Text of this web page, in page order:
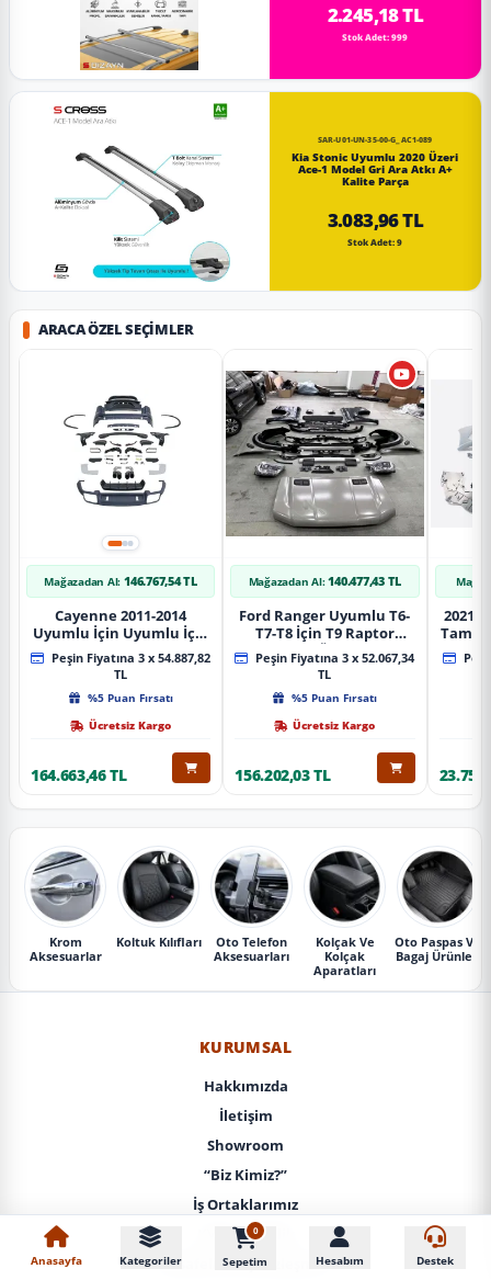
2.245,18 TL
Stok Adet: 999
SAR-U01-UN-35-00-G_AC1-089
Kia Stonic Uyumlu 2020 Üzeri
Ace-1 Model Gri Ara Atkı A+
Kalite Parça
3.083,96 TL
Stok Adet: 9
ARACA ÖZEL SEÇIMLER
Mağazadan Al: 146.767,54 TL
Cayenne 2011-2014
Uyumlu İçin Uyumlu İçin
2019+ Bagaj Facelift
Parça
Peşin Fiyatına 3 x 54.887,82
TL
%5 Puan Fırsatı
Ücretsiz Kargo
164.663,46 TL
Mağazadan Al: 140.477,43 TL
Ford Ranger Uyumlu T6-
T7-T8 İçin T9 Raptor
Dönüşüm (Ön Arka Full)
Parça
Peşin Fiyatına 3 x 52.067,34
TL
%5 Puan Fırsatı
Ücretsiz Kargo
156.202,03 TL
2021+
Krom
Aksesuarlar
Koltuk Kılıfları
Oto Telefon
Aksesuarları
Kolçak Ve
Kolçak
Aparatları
Oto Paspas Ve
Bagaj Ürünleri
KURUMSAL
Hakkımızda
İletişim
Showroom
“Biz Kimiz?”
İş Ortaklarımız
KVKK / Gizlilik
Mesafeli Satış Sözleşmesi
Anasayfa Kategoriler
0
Sepetim Hesabım Destek